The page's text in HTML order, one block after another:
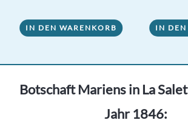
IN DEN WARENKORB IN DEN
Botschaft Mariens in La
Jahr 1846: